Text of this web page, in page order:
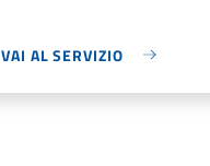
VAI AL SERVIZIO